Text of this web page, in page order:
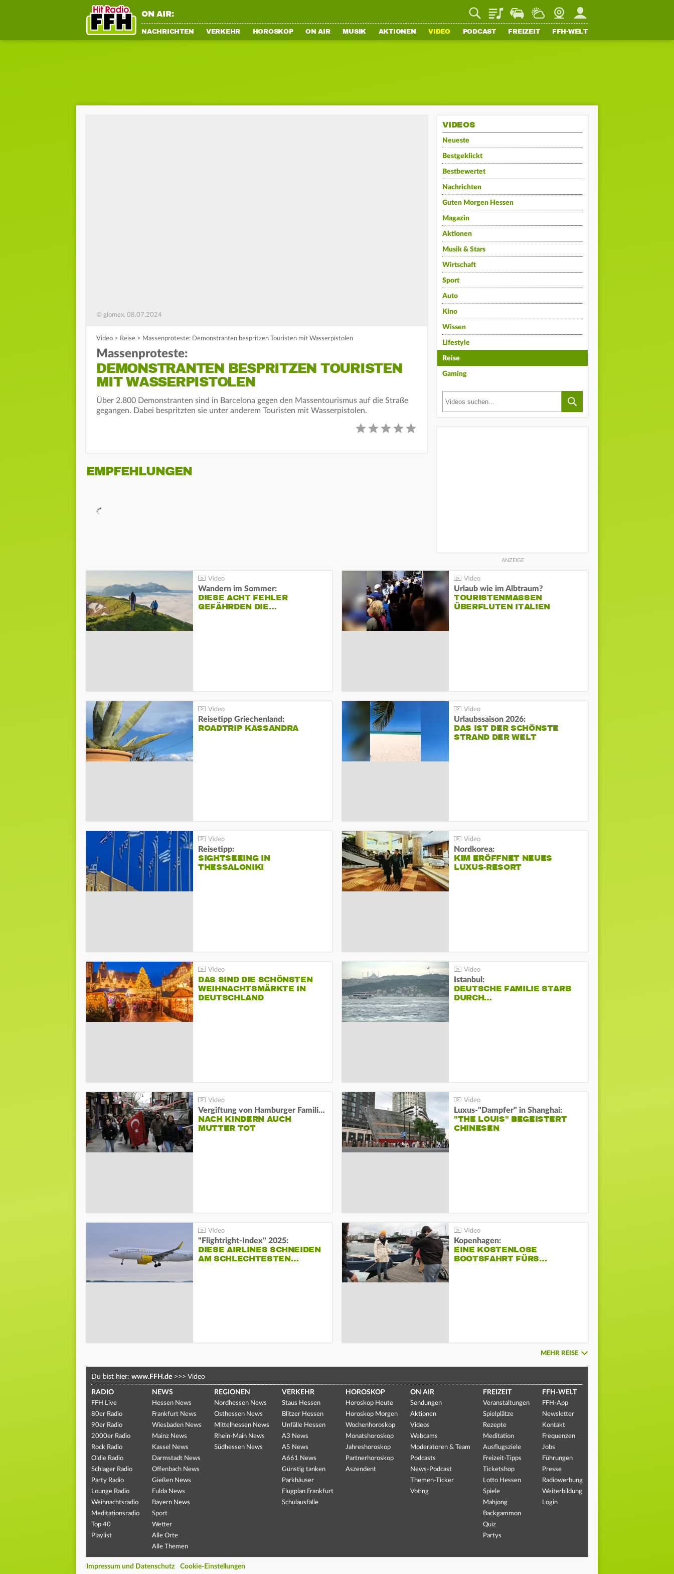
ON AIR: PlaylistStaupilotWetterWebcamMein FFH
NACHRICHTEN VERKEHR HOROSKOP ON AIR MUSIK AKTIONEN VIDEO PODCAST FREIZEIT FFH-WELT
© glomex, 08.07.2024
Video > Reise > Massenproteste: Demonstranten bespritzen Touristen mit Wasserpistolen
Massenproteste:
DEMONSTRANTEN BESPRITZEN TOURISTEN
MIT WASSERPISTOLEN
Über 2.800 Demonstranten sind in Barcelona gegen den Massentourismus auf die Straße
gegangen. Dabei bespritzten sie unter anderem Touristen mit Wasserpistolen.
EMPFEHLUNGEN
VIDEOS
Neueste
Bestgeklickt
Bestbewertet
Nachrichten
Guten Morgen Hessen
Magazin
Aktionen
Musik & Stars
Wirtschaft
Sport
Auto
Kino
Wissen
Lifestyle
Reise
Gaming
Wandern im Sommer:
DIESE ACHT FEHLER
GEFÄHRDEN DIE…
Urlaub wie im Albtraum?
TOURISTENMASSEN
ÜBERFLUTEN ITALIEN
Reisetipp Griechenland:
ROADTRIP KASSANDRA
Urlaubssaison 2026:
DAS IST DER SCHÖNSTE
STRAND DER WELT
Reisetipp:
SIGHTSEEING IN
THESSALONIKI
Nordkorea:
KIM ERÖFFNET NEUES
LUXUS-RESORT
DAS SIND DIE SCHÖNSTEN
WEIHNACHTSMÄRKTE IN
DEUTSCHLAND
Istanbul:
DEUTSCHE FAMILIE STARB
DURCH…
Vergiftung von Hamburger Familie in Istanbul:
NACH KINDERN AUCH
MUTTER TOT
Luxus-"Dampfer" in Shanghai:
"THE LOUIS" BEGEISTERT
CHINESEN
"Flightright-Index" 2025:
DIESE AIRLINES SCHNEIDEN
AM SCHLECHTESTEN…
Kopenhagen:
EINE KOSTENLOSE
BOOTSFAHRT FÜRS…
MEHR REISE
Du bist hier: www.FFH.de >>> Video
RADIO
FFH Live
80er Radio
90er Radio
2000er Radio
Rock Radio
Oldie Radio
Schlager Radio
Party Radio
Lounge Radio
Weihnachtsradio
Meditationsradio
Top 40
Playlist
NEWS
Hessen News
Frankfurt News
Wiesbaden News
Mainz News
Kassel News
Darmstadt News
Offenbach News
Gießen News
Fulda News
Bayern News
Sport
Wetter
Alle Orte
Alle Themen
REGIONEN
Nordhessen News
Osthessen News
Mittelhessen News
Rhein-Main News
Südhessen News
VERKEHR
Staus Hessen
Blitzer Hessen
Unfälle Hessen
A3 News
A5 News
A661 News
Günstig tanken
Parkhäuser
Flugplan Frankfurt
Schulausfälle
HOROSKOP
Horoskop Heute
Horoskop Morgen
Wochenhoroskop
Monatshoroskop
Jahreshoroskop
Partnerhoroskop
Aszendent
ON AIR
Sendungen
Aktionen
Videos
Webcams
Moderatoren & Team
Podcasts
News-Podcast
Themen-Ticker
Voting
FREIZEIT
Veranstaltungen
Spielplätze
Rezepte
Meditation
Ausflugsziele
Freizeit-Tipps
Ticketshop
Lotto Hessen
Spiele
Mahjong
Backgammon
Quiz
Partys
FFH-WELT
FFH-App
Newsletter
Kontakt
Frequenzen
Jobs
Führungen
Presse
Radiowerbung
Weiterbildung
Login
Impressum und Datenschutz Cookie-Einstellungen